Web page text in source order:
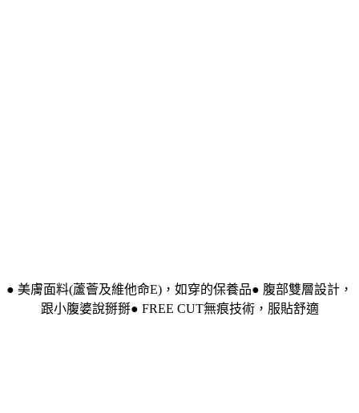
● 美膚面料(蘆薈及維他命E)，如穿的保養品● 腹部雙層設計，
跟小腹婆說掰掰● FREE CUT無痕技術，服貼舒適